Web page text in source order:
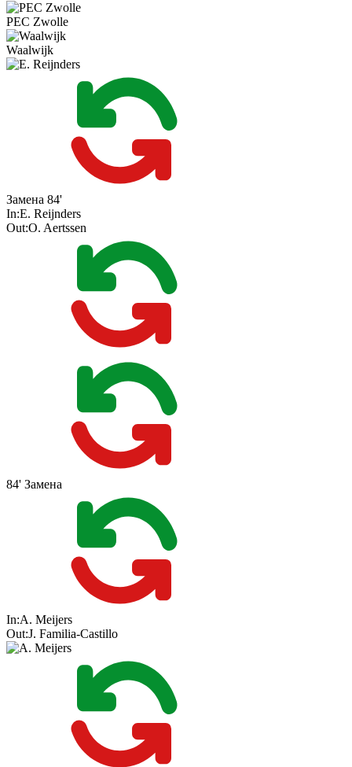
PEC Zwolle
Waalwijk
Замена 84'
In:E. Reijnders
Out:O. Aertssen
84' Замена
In:A. Meijers
Out:J. Familia-Castillo